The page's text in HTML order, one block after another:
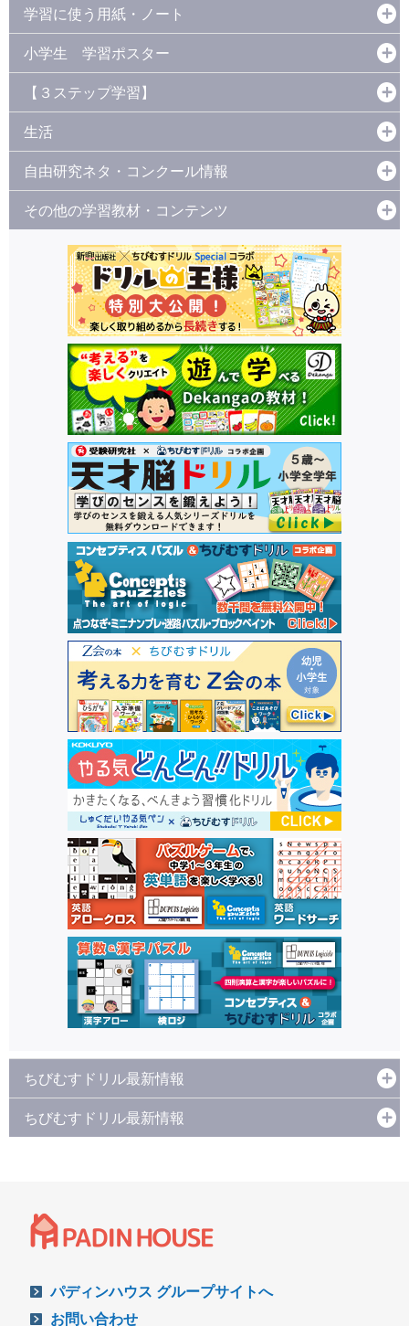
学習に使う用紙・ノート
小学生 学習ポスター
【３ステップ学習】
生活
自由研究ネタ・コンクール情報
その他の学習教材・コンテンツ
ちびむすドリル最新情報
ちびむすドリル最新情報
パディンハウス グループサイトへ
お問い合わせ